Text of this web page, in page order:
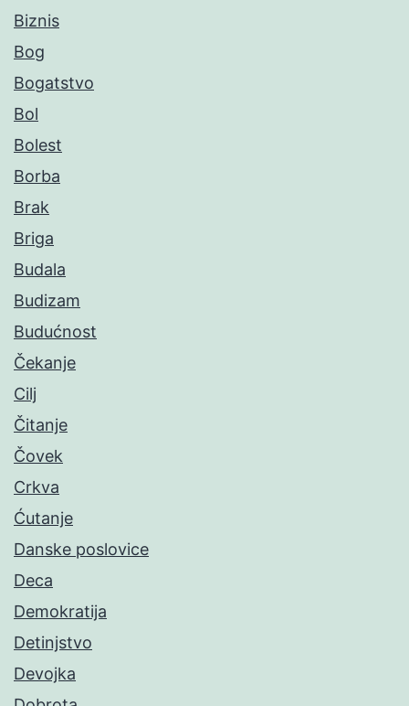
Biznis
Bog
Bogatstvo
Bol
Bolest
Borba
Brak
Briga
Budala
Budizam
Budućnost
Čekanje
Cilj
Čitanje
Čovek
Crkva
Ćutanje
Danske poslovice
Deca
Demokratija
Detinjstvo
Devojka